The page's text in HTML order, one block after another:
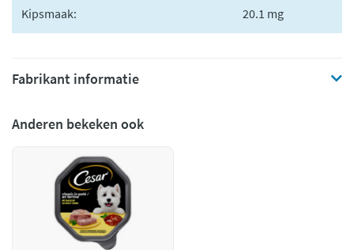
Kipsmaak: 20.1 mg
Fabrikant informatie
Anderen bekeken ook